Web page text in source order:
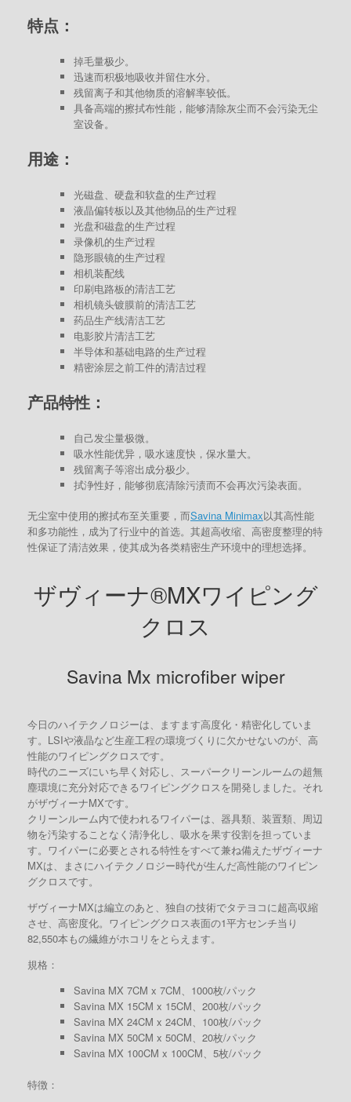
特点：
掉毛量极少。
迅速而积极地吸收并留住水分。
残留离子和其他物质的溶解率较低。
具备高端的擦拭布性能，能够清除灰尘而不会污染无尘
室设备。
用途：
光磁盘、硬盘和软盘的生产过程
液晶偏转板以及其他物品的生产过程
光盘和磁盘的生产过程
录像机的生产过程
隐形眼镜的生产过程
相机装配线
印刷电路板的清洁工艺
相机镜头镀膜前的清洁工艺
药品生产线清洁工艺
电影胶片清洁工艺
半导体和基础电路的生产过程
精密涂层之前工件的清洁过程
产品特性：
自己发尘量极微。
吸水性能优异，吸水速度快，保水量大。
残留离子等溶出成分极少。
拭浄性好，能够彻底清除污渍而不会再次污染表面。
无尘室中使用的擦拭布至关重要，而Savina Minimax以其高性能
和多功能性，成为了行业中的首选。其超高收缩、高密度整理的特
性保证了清洁效果，使其成为各类精密生产环境中的理想选择。
ザヴィーナ®MXワイピング
クロス
Savina Mx microfiber wiper
今日のハイテクノロジーは、ますます高度化・精密化していま
す。LSIや液晶など生産工程の環境づくりに欠かせないのが、高
性能のワイピングクロスです。
時代のニーズにいち早く対応し、スーパークリーンルームの超無
塵環境に充分対応できるワイピングクロスを開発しました。それ
がザヴィーナMXです。
クリーンルーム内で使われるワイパーは、器具類、装置類、周辺
物を汚染することなく清浄化し、吸水を果す役割を担っていま
す。ワイパーに必要とされる特性をすべて兼ね備えたザヴィーナ
MXは、まさにハイテクノロジー時代が生んだ高性能のワイピン
グクロスです。
ザヴィーナMXは編立のあと、独自の技術でタテヨコに超高収縮
させ、高密度化。ワイピングクロス表面の1平方センチ当り
82,550本もの繊維がホコリをとらえます。
規格：
Savina MX 7CM x 7CM、1000枚/パック
Savina MX 15CM x 15CM、200枚/パック
Savina MX 24CM x 24CM、100枚/パック
Savina MX 50CM x 50CM、20枚/パック
Savina MX 100CM x 100CM、5枚/パック
特徴：